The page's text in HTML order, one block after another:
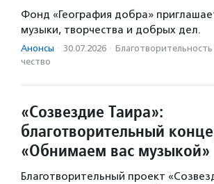
Фонд «География добра»
музыки, творчества и добрых дел.
Анонсы · 30.07.2026 ·
чест­во
«Созвездие Таира»:
благотворительный
«Обнимаем вас музыкой»
Благотворительный проект